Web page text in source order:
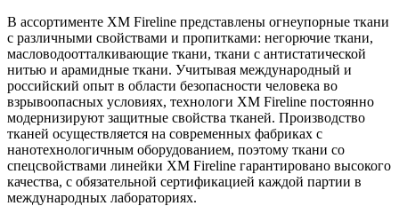
В ассортименте XM Fireline представлены огнеупорные ткани
с различными свойствами и пропитками: негорючие ткани,
масловодоотталкивающие ткани, ткани с антистатической
нитью и арамидные ткани. Учитывая международный и
российский опыт в области безопасности человека во
взрывоопасных условиях, технологи XM Fireline постоянно
модернизируют защитные свойства тканей. Производство
тканей осуществляется на современных фабриках с
нанотехнологичным оборудованием, поэтому ткани со
спецсвойствами линейки XM Fireline гарантировано высокого
качества, с обязательной сертификацией каждой партии в
международных лабораториях.